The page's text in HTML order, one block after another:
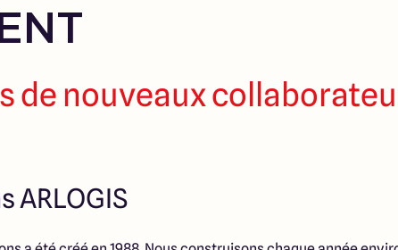
de nouveaux
ARLOGIS